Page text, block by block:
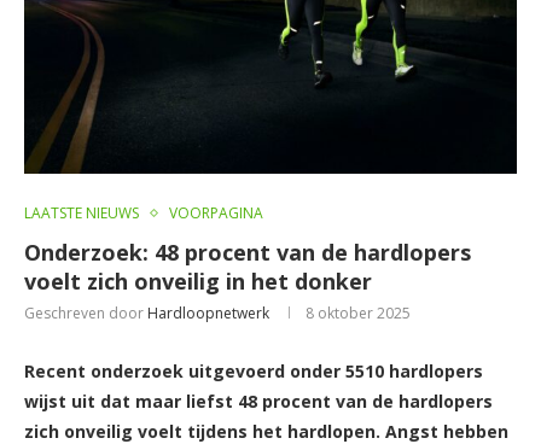
LAATSTE NIEUWS VOORPAGINA
Onderzoek: 48 procent van de hardlopers
voelt zich onveilig in het donker
Geschreven door Hardloopnetwerk 8 oktober 2025
Recent onderzoek uitgevoerd onder 5510 hardlopers
wijst uit dat maar liefst 48 procent van de hardlopers
zich onveilig voelt tijdens het hardlopen. Angst hebben